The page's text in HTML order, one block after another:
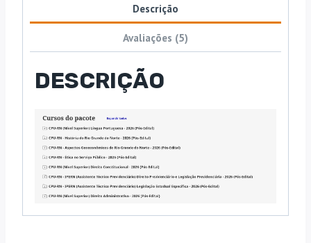
Descrição
Avaliações (5)
DESCRIÇÃO